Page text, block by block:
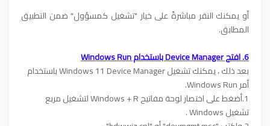
أو يمكنك النقر مباشرةً على خيار "تشغيل كمسؤول" ضمن التطبيق
المطابق.
6. افتح Device Manager باستخدام Windows Run
بعد ذلك ، يمكنك تشغيل Windows 11 Device Manager باستخدام
أمر Windows Run.
1.أضغط على اختصار لوحة مفاتيح Windows + R لتشغيل مربع
تشغيل Windows .